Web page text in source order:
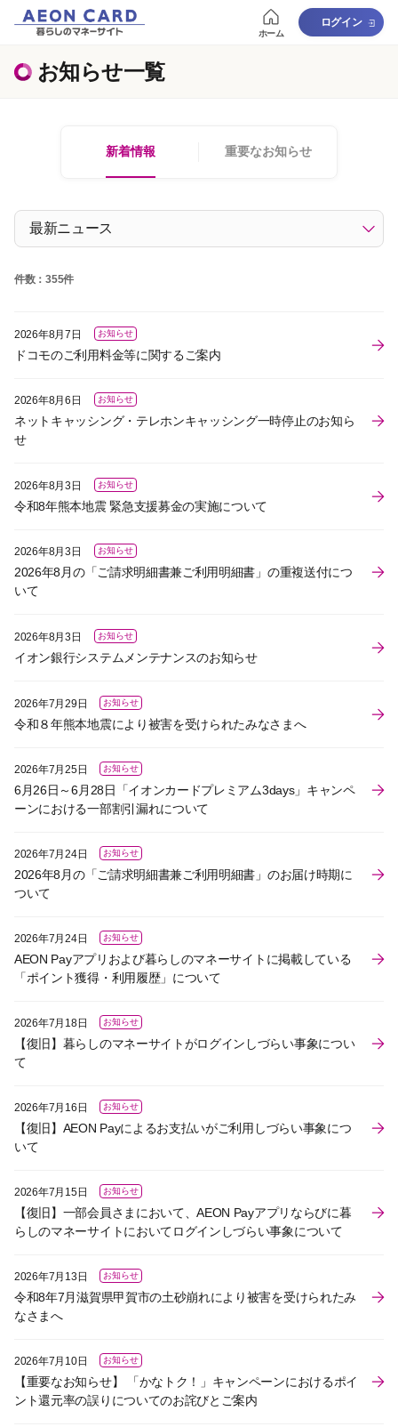
ホーム
ログイン
お知らせ一覧
新着情報 重要なお知らせ
件数：355件
2026年8月7日 お知らせ
ドコモのご利用料金等に関するご案内
2026年8月6日 お知らせ
ネットキャッシング・テレホンキャッシング一時停止のお知ら
せ
2026年8月3日 お知らせ
令和8年熊本地震 緊急支援募金の実施について
2026年8月3日 お知らせ
2026年8月の「ご請求明細書兼ご利用明細書」の重複送付につ
いて
2026年8月3日 お知らせ
イオン銀行システムメンテナンスのお知らせ
2026年7月29日 お知らせ
令和８年熊本地震により被害を受けられたみなさまへ
2026年7月25日 お知らせ
6月26日～6月28日「イオンカードプレミアム3days」キャンペ
ーンにおける一部割引漏れについて
2026年7月24日 お知らせ
2026年8月の「ご請求明細書兼ご利用明細書」のお届け時期に
ついて
2026年7月24日 お知らせ
AEON Payアプリおよび暮らしのマネーサイトに掲載している
「ポイント獲得・利用履歴」について
2026年7月18日 お知らせ
【復旧】暮らしのマネーサイトがログインしづらい事象につい
て
2026年7月16日 お知らせ
【復旧】AEON Payによるお支払いがご利用しづらい事象につ
いて
2026年7月15日 お知らせ
【復旧】一部会員さまにおいて、AEON Payアプリならびに暮
らしのマネーサイトにおいてログインしづらい事象について
2026年7月13日 お知らせ
令和8年7月滋賀県甲賀市の土砂崩れにより被害を受けられたみ
なさまへ​
2026年7月10日 お知らせ
【重要なお知らせ】 「かなトク！」キャンペーンにおけるポイ
ント還元率の誤りについてのお詫びとご案内